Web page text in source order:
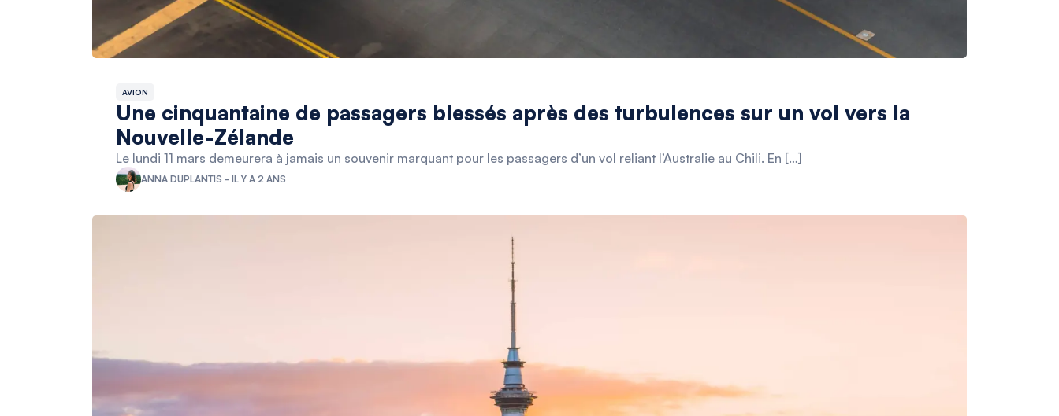
AVION
Une cinquantaine de passagers blessés après des turbulences sur un vol vers la
Nouvelle-Zélande
Le lundi 11 mars demeurera à jamais un souvenir marquant pour les passagers d’un vol reliant l’Australie au Chili. En […]
ANNA DUPLANTIS - IL Y A 2 ANS